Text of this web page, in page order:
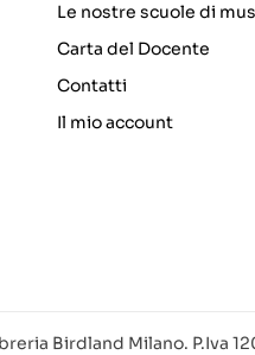
Le nostre scuole di
Carta del Docente
Contatti
Il mio account
Birdland Milano. P.Iva